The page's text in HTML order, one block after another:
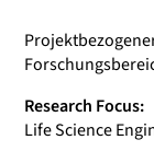
Research Focus:
Life Science